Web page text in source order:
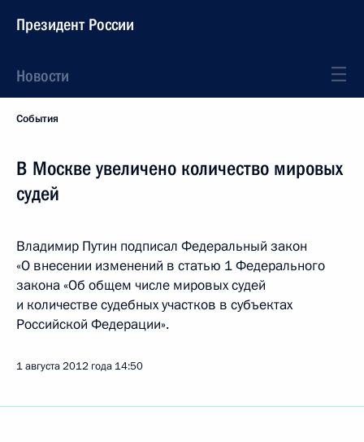
Президент России
Новости
События
В Москве увеличено количество мировых
судей
Владимир Путин подписал Федеральный закон
«О внесении изменений в статью 1 Федерального
закона «Об общем числе мировых судей
и количестве судебных участков в субъектах
Российской Федерации».
1 августа 2012 года 14:50